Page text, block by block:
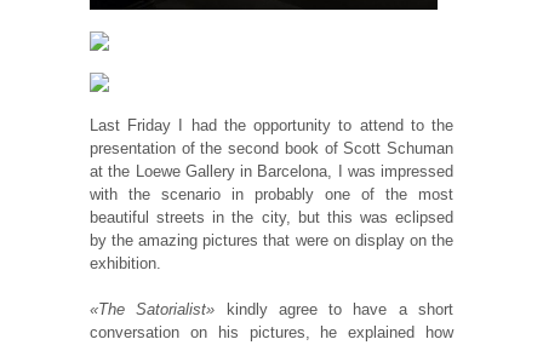
Last Friday I had the opportunity to attend to the
presentation of the second book of Scott Schuman
at the Loewe Gallery in Barcelona, I was impressed
with the scenario in probably one of the most
beautiful streets in the city, but this was eclipsed
by the amazing pictures that were on display on the
exhibition.
«The Satorialist»
kindly agree to have a short
conversation on his pictures, he explained how